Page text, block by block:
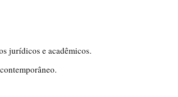
jurídicos e acadêmicos.